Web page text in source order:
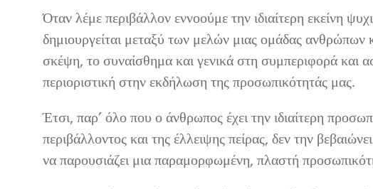
Όταν λέμε περιβάλλον εννοούμε την ιδιαίτερη εκείνη
δημιουργείται μεταξύ των μελών μιας ομάδας ανθρώπων
σκέψη, το συναίσθημα και γενικά στη συμπεριφορά και
περιοριστική στην εκδήλωση της προσωπικότητάς μας.
Έτσι, παρ’ όλο που ο άνθρωπος έχει την ιδιαίτερη
περιβάλλοντος και της έλλειψης πείρας, δεν την
να παρουσιάζει μια παραμορφωμένη, πλαστή